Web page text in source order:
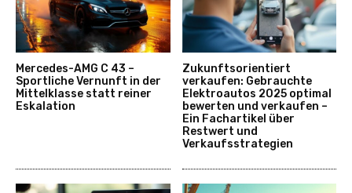
Mercedes-AMG C 43 –
Sportliche Vernunft in der
Mittelklasse statt reiner
Eskalation
Zukunftsorientiert
verkaufen: Gebrauchte
Elektroautos 2025 optimal
bewerten und verkaufen –
Ein Fachartikel über
Restwert und
Verkaufsstrategien